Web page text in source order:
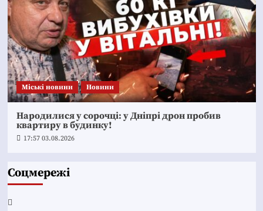
Mіські новини Новини
Народилися у сорочці: у Дніпрі дрон пробив
квартиру в будинку!
17:57 03.08.2026
Соцмережі
Facebook